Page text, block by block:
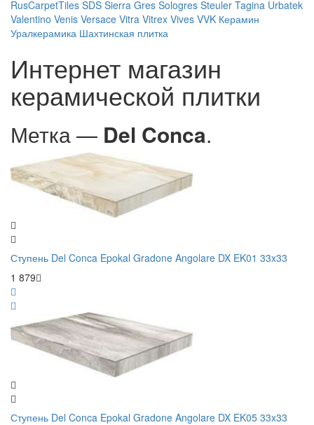
RusCarpetTiles SDS Sierra Gres Sologres Steuler Tagina Urbatek
Valentino Venis Versace Vitra Vitrex Vives VVK Керамин
Уралкерамика Шахтинская плитка
Интернет магазин
керамической плитки
Метка — Del Conca.
Ступень Del Conca Epokal Gradone Angolare DX EK01 33x33
1 879
Ступень Del Conca Epokal Gradone Angolare DX EK05 33x33